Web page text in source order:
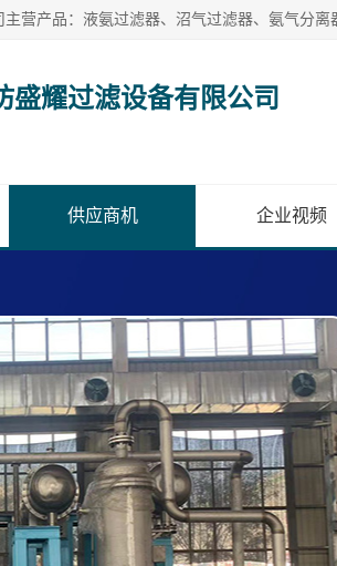
盛耀过滤设备有限公司
供应商机 企业视频